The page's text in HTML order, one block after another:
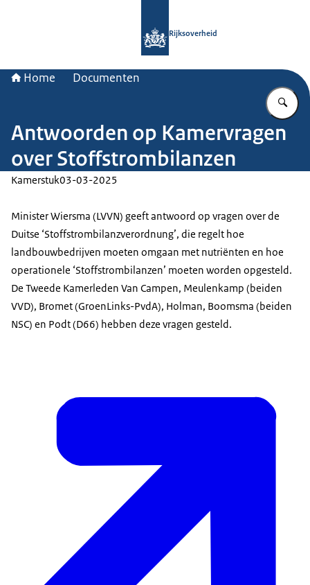
Rijksoverheid
Home Documenten
Antwoorden op Kamervragen
over Stoffstrombilanzen
Kamerstuk03-03-2025
Minister Wiersma (LVVN) geeft antwoord op vragen over de
Duitse ‘Stoffstrombilanzverordnung’, die regelt hoe
landbouwbedrijven moeten omgaan met nutriënten en hoe
operationele ‘Stoffstrombilanzen’ moeten worden opgesteld.
De Tweede Kamerleden Van Campen, Meulenkamp (beiden
VVD), Bromet (GroenLinks-PvdA), Holman, Boomsma (beiden
NSC) en Podt (D66) hebben deze vragen gesteld.